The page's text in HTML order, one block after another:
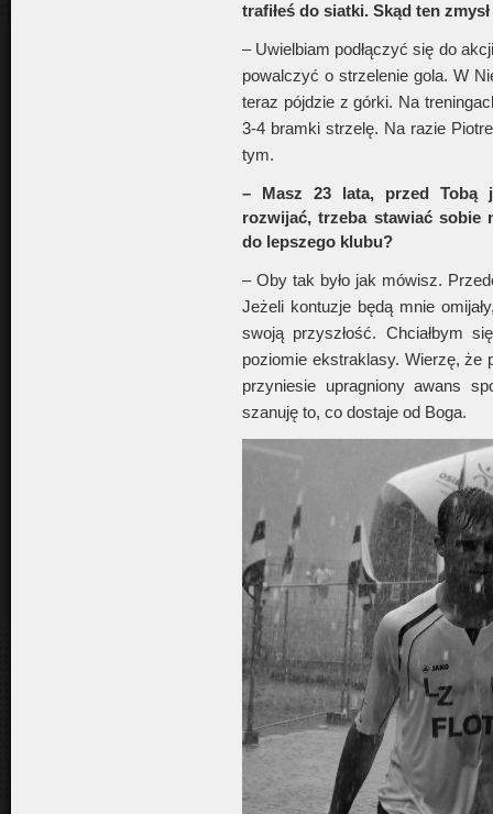
trafiłeś do siatki. Skąd ten
– Uwielbiam podłączyć się do
powalczyć o strzelenie gola. W
teraz pójdzie z górki. Na
3-4 bramki strzelę. Na razie
tym.
– Masz 23 lata, przed Tobą
rozwijać, trzeba stawiać sobie
do lepszego klubu?
– Oby tak było jak mówisz.
Jeżeli kontuzje będą mnie
swoją przyszłość. Chciałbym
poziomie ekstraklasy. Wierzę, że
przyniesie upragniony awans
szanuję to, co dostaje od Boga.